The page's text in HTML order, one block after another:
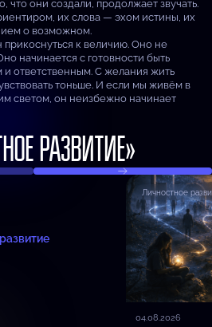
что они создали, продолжает звучать.
их слова — эхом истины, их
о возможном.
к величию. Оно не
начинается с готовности быть
ответственным. С желания жить
тоньше. И если мы живём в
светом, он неизбежно начинает
РАЗВИТИЕ»
Личностное
04.08.2026